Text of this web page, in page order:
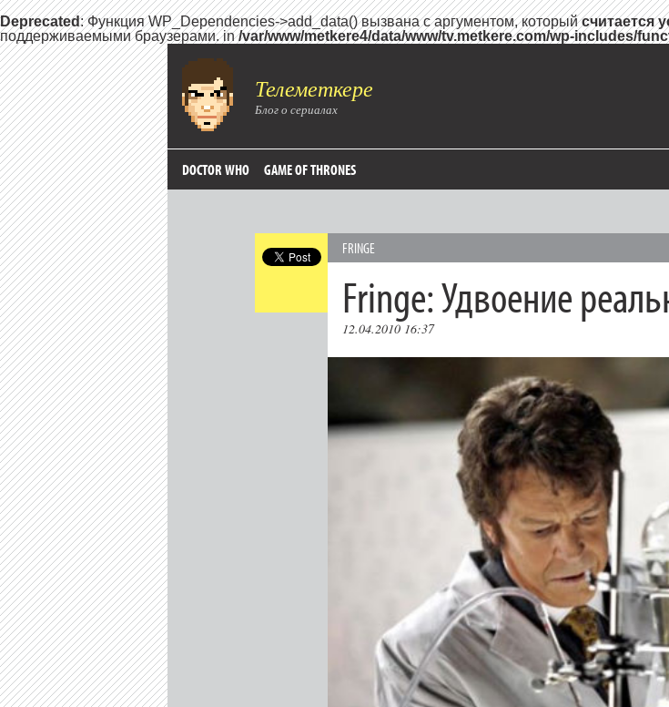
Deprecated: Функция WP_Dependencies->add_data() вызвана с аргументом, которыйсчитается
поддерживаемыми браузерами. in/var/www/metkere4/data/www/tv.metkere.com/wp-includes/
Телеметкере
Блог о сериалах
DOCTOR WHO GAME OF THRONES
FRINGE
Fringe: Удвоение
12.04.2010 16:37